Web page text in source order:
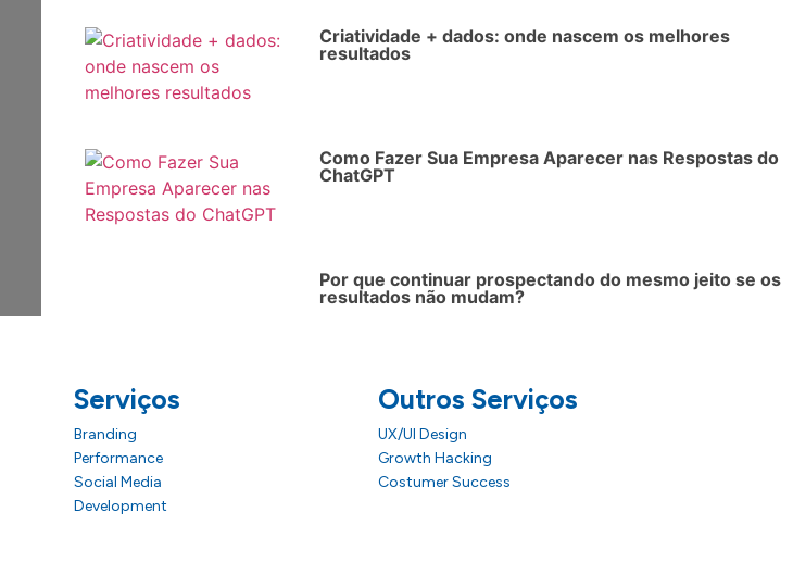
Criatividade + dados: onde nascem os melhores
resultados
Como Fazer Sua Empresa Aparecer nas Respostas do
ChatGPT
Por que continuar prospectando do mesmo jeito se os
resultados não mudam?
Serviços
Branding
Performance
Social Media
Development
Outros Serviços
UX/UI Design
Growth Hacking
Costumer Success